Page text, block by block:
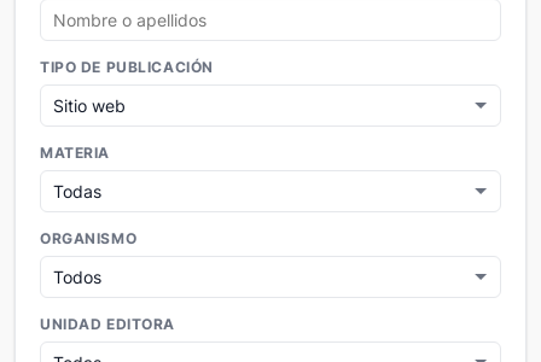
TIPO DE PUBLICACIÓN
MATERIA
ORGANISMO
UNIDAD EDITORA